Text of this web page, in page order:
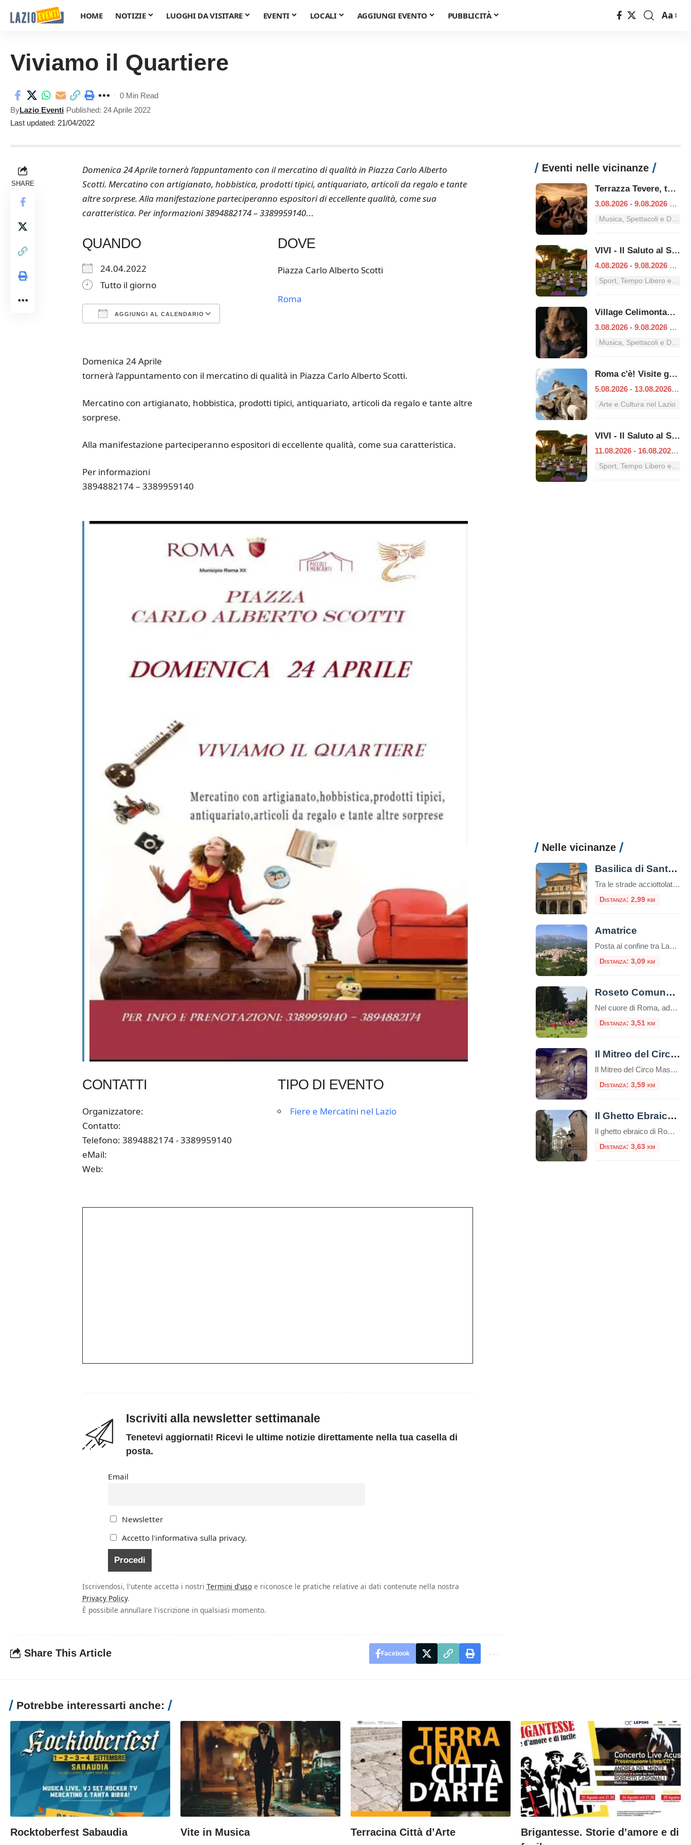
HOME NOTIZIE LUOGHI DA VISITARE EVENTI LOCALI AGGIUNGI EVENTO PUBBLICITÀ
Font
Aa
Viviamo il Quartiere
Last updated: 21/04/2022
ByLazio Eventi Published: 24 Aprile 2022
0 Min Read
SHARE
Domenica 24 Aprile tornerà l’appuntamento con il mercatino di qualità in Piazza Carlo Alberto
Scotti. Mercatino con artigianato, hobbistica, prodotti tipici, antiquariato, articoli da regalo e tante
altre sorprese. Alla manifestazione parteciperanno espositori di eccellente qualità, come sua
caratteristica. Per informazioni 3894882174 – 3389959140...
QUANDO
24.04.2022
Tutto il giorno
AGGIUNGI AL CALENDARIO
DOVE
Piazza Carlo Alberto Scotti
Roma
Domenica 24 Aprile
tornerà l’appuntamento con il mercatino di qualità in Piazza Carlo Alberto Scotti.
Mercatino con artigianato, hobbistica, prodotti tipici, antiquariato, articoli da regalo e tante altre
sorprese.
Alla manifestazione parteciperanno espositori di eccellente qualità, come sua caratteristica.
Per informazioni
3894882174 – 3389959140
CONTATTI
Organizzatore:
Contatto:
Telefono: 3894882174 - 3389959140
eMail:
Web:
TIPO DI EVENTO
Fiere e Mercatini nel Lazio
Iscriviti alla newsletter settimanale
Tenetevi aggiornati! Ricevi le ultime notizie direttamente nella tua casella di
posta.
Email
Newsletter
Accetto l'informativa sulla privacy.
Iscrivendosi, l'utente accetta i nostri Termini d'usoe riconosce le pratiche relative ai dati contenute nella nostra
Privacy Policy.
È possibile annullare l'iscrizione in qualsiasi momento.
Share This Article Facebook
Eventi nelle vicinanze
Terrazza Tevere, tutti i concerti dal 3 al 9 agosto
3.08.2026 - 9.08.2026 |
Musica, Spettacoli e Danza nel Lazio
VIVI - Il Saluto al Sole
4.08.2026 - 9.08.2026 |
Sport, Tempo Libero e Divertimento nel Lazio
Village Celimontana: gli appuntamenti dal 3 al 9 agosto
3.08.2026 - 9.08.2026 |
Musica, Spettacoli e Danza nel Lazio
Roma c'è! Visite guidate (anche per bambini) dal 5 al 13 agosto 2026
5.08.2026 - 13.08.2026
|
Arte e Cultura nel Lazio
VIVI - Il Saluto al Sole
11.08.2026 - 16.08.2026
Sport, Tempo Libero e Divertimento nel Lazio
Nelle vicinanze
Basilica di Santa Maria in Trastevere
Tra le strade acciottolate e l’atmosfera bohémienne del quartiere Trastevere, sorge una delle più antiche e affascinanti chiese di Roma: la Basilica di Santa Maria in Trastevere. Un luogo che unisce spiritualità, storia e bellezza artistica in un unico colpo d’occhio. Un’antichità che affascina Secondo la tradizione, la basilica fu fondata nel III secolo d.C. […]
Distanza: 2,99 km
Amatrice
Posta al confine tra Lazio e Abruzzo, si trova Amatrice (955 s.l.m.). Il territorio si articola in un altipiano centrale, tra i 900 e i 1000 metri, ospitante il lago Scandarello e le numerose frazioni che le fanno da contorno.
Distanza: 3,09 km
Roseto Comunale di Roma
Nel cuore di Roma, adagiato sulle dolci pendici del colle Aventino, si nasconde un gioiello di rara bellezza: il Roseto Comunale. Lontano dal trambusto del centro, questo incantevole giardino offre una vista mozzafiato che spazia dal Circo Massimo ai resti del Palatino, regalando un’esperienza sensoriale unica tra i profumi e i colori di oltre mille […]
Distanza: 3,51 km
Il Mitreo del Circo Massimo
Il Mitreo del Circo Massimo è un sito archeologico situato a Roma, nei pressi del Circo Massimo, che rappresenta un antico santuario dedicato al culto di Mitra.Questo sito è una delle testimonianze più significative dell’antica religione del Mitraismo, una misteriosa religione orientale che si diffuse ampiamente nell’Impero Romano tra il I e il IV secolo […]
Distanza: 3,59 km
Il Ghetto Ebraico di Roma
Il ghetto ebraico di Roma è un piccolo quartiere delimitato dal Tevere da una parte e da Piazza Venezia dall’altra, è una zona ricca di storia e cultura e offre diverse attrazioni e luoghi da visitare e numerosi ristorantini tipici.Questo ghetto è stato uno dei primi ghetti istituiti in Europa e ha avuto un impatto […]
Distanza: 3,63 km
Potrebbe interessarti anche:
Rocktoberfest Sabaudia Vite in Musica Terracina Città d’Arte
Brigantesse. Storie d’amore e di